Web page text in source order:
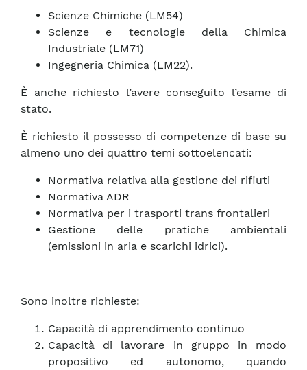
Scienze Chimiche (LM54)
Scienze e tecnologie della Chimica
Industriale (LM71)
Ingegneria Chimica (LM22).
È anche richiesto l’avere conseguito l’esame di
stato.
È richiesto il possesso di competenze di base su
almeno uno dei quattro temi sottoelencati:
Normativa relativa alla gestione dei rifiuti
Normativa ADR
Normativa per i trasporti trans frontalieri
Gestione delle pratiche ambientali
(emissioni in aria e scarichi idrici).
Sono inoltre richieste:
Capacità di apprendimento continuo
Capacità di lavorare in gruppo in modo
propositivo ed autonomo, quando